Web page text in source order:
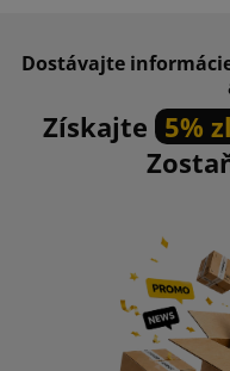
Dostávajte
Získajte 5%